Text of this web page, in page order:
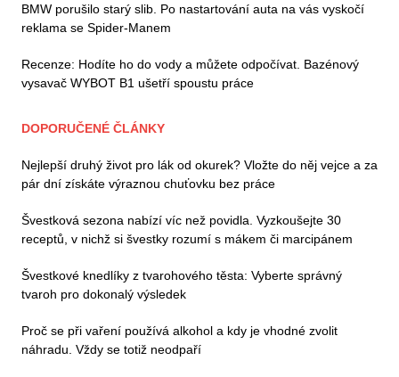
BMW porušilo starý slib. Po nastartování auta na vás vyskočí
reklama se Spider-Manem
Recenze: Hodíte ho do vody a můžete odpočívat. Bazénový
vysavač WYBOT B1 ušetří spoustu práce
DOPORUČENÉ ČLÁNKY
Nejlepší druhý život pro lák od okurek? Vložte do něj vejce a za
pár dní získáte výraznou chuťovku bez práce
Švestková sezona nabízí víc než povidla. Vyzkoušejte 30
receptů, v nichž si švestky rozumí s mákem či marcipánem
Švestkové knedlíky z tvarohového těsta: Vyberte správný
tvaroh pro dokonalý výsledek
Proč se při vaření používá alkohol a kdy je vhodné zvolit
náhradu. Vždy se totiž neodpaří